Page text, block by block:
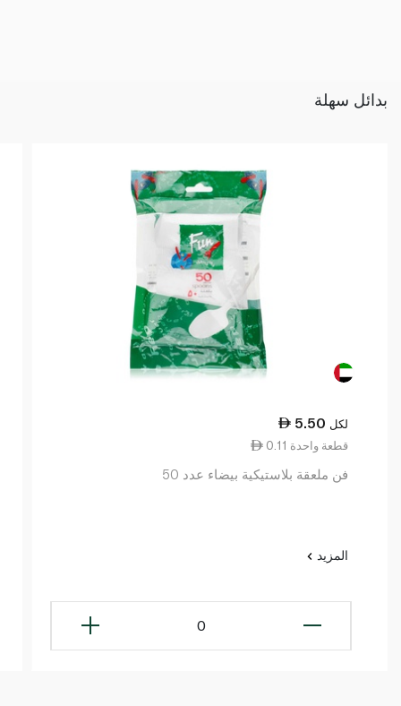
بدائل سهلة
5.50 لكل
0.11 قطعة واحدة
فن ملعقة بلاستيكية بيضاء عدد 50
المزيد
0